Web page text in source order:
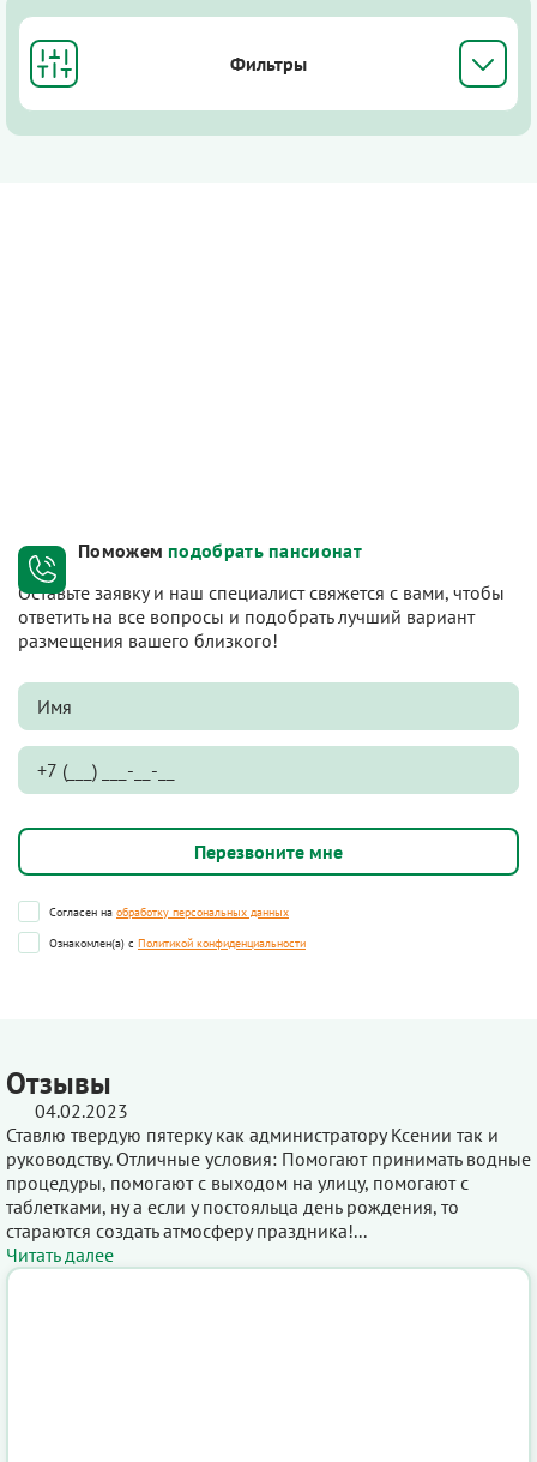
Фильтры
Поможем подобрать пансионат
Оставьте заявку и наш специалист свяжется с вами, чтобы
ответить на все вопросы и подобрать лучший вариант
размещения вашего близкого!
Согласен на обработку персональных данных
Ознакомлен(а) с Политикой конфиденциальности
Отзывы
04.02.2023
Ставлю твердую пятерку как администратору Ксении так и
руководству. Отличные условия: Помогают принимать водные
процедуры, помогают с выходом на улицу, помогают с
таблетками, ну а если у постояльца день рождения, то
стараются создать атмосферу праздника!...
Читать далее